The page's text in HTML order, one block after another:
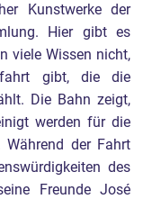
Kunstwerke der
Hier gibt es
viele Wissen nicht,
gibt, die die
Die Bahn zeigt,
werden für die
der Fahrt
des
Freunde José